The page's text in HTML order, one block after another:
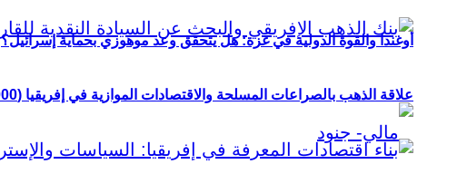
أوغندا والقوة الدولية في غزة: هل يتحقق وعد موهوزي بحماية إسرائيل؟
علاقة الذهب بالصراعات المسلحة والاقتصادات الموازية في إفريقيا (2000–2026)